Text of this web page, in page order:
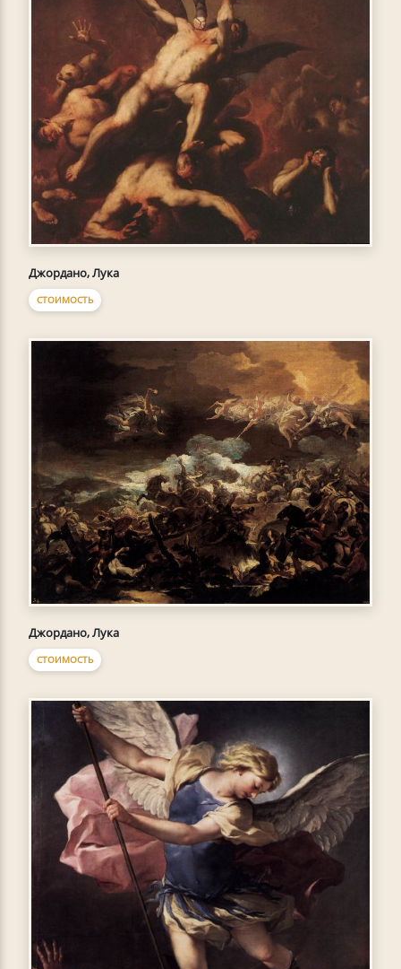
Джордано, Лука
СТОИМОСТЬ
Джордано, Лука
СТОИМОСТЬ